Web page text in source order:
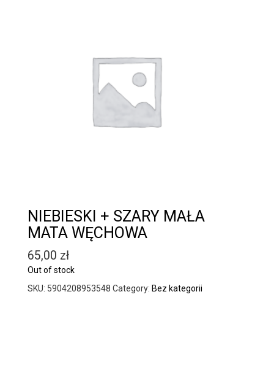
NIEBIESKI + SZARY MAŁA
MATA WĘCHOWA
65,00 zł
Out of stock
SKU: 5904208953548 Category: Bez kategorii